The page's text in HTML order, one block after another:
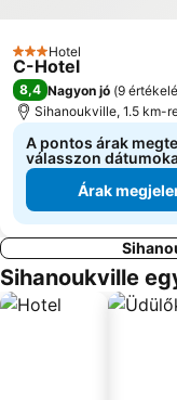
3 Kategória
Hotel
C-Hotel
8,4 Nagyon jó (9
Sihanoukville, 1.5 km-
A pontos árak
válasszon
Árak
Sihanoukville